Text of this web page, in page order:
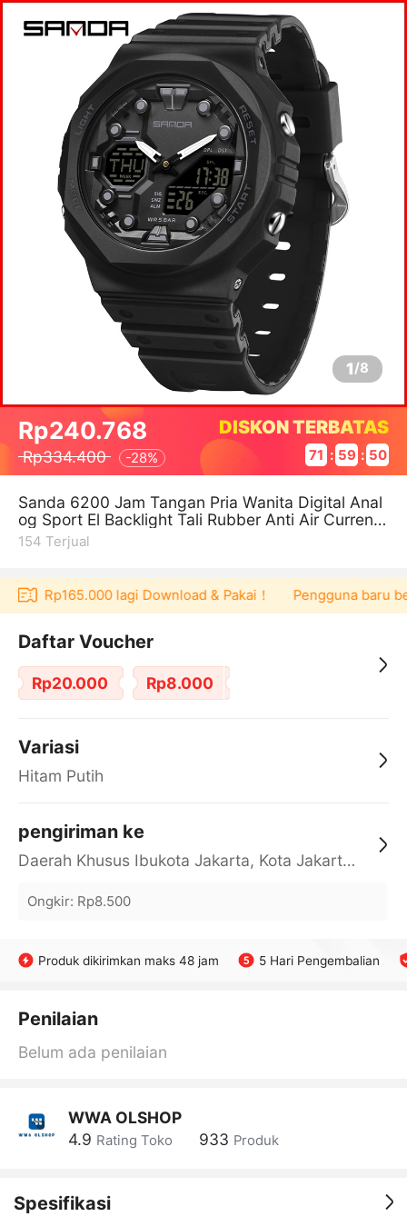
1/8
Rp240.768
Rp334.400 -28%
DISKON TERBATAS
71 : 59 : 50
Sanda 6200 Jam Tangan Pria Wanita Digital Anal
og Sport El Backlight Tali Rubber Anti Air Curreno
s
154 Terjual
Rp165.000 lagi Download & Pakai！ Pengguna baru
Daftar Voucher
Rp20.000 Rp8.000
Variasi
Hitam Putih
pengiriman ke
Daerah Khusus Ibukota Jakarta, Kota Jakarta Barat, Cengkareng, yy
Ongkir: Rp8.500
Produk dikirimkan maks 48 jam 5 Hari Pengembalian
Penilaian
Belum ada penilaian
WWA OLSHOP
4.9 Rating Toko 933 Produk
Spesifikasi